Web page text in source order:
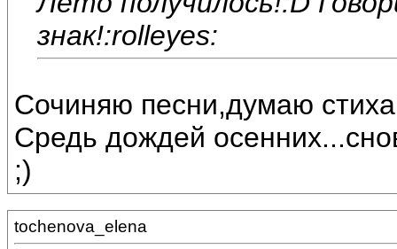
знак!:rolleyes:
Сочиняю песни,думаю
Средь дождей
;)
tochenova_elena